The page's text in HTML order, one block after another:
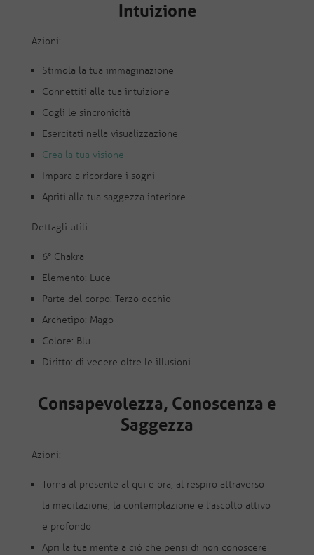
Intuizione
Azioni:
Stimola la tua immaginazione
Connettiti alla tua intuizione
Cogli le sincronicità
Esercitati nella visualizzazione
Crea la tua visione
Impara a ricordare i sogni
Apriti alla tua saggezza interiore
Dettagli utili:
6° Chakra
Elemento: Luce
Parte del corpo: Terzo occhio
Archetipo: Mago
Colore: Blu
Diritto: di vedere oltre le illusioni
Consapevolezza, Conoscenza e
Saggezza
Azioni:
Torna al presente al qui e ora, al respiro attraverso
la meditazione, la contemplazione e l’ascolto attivo
e profondo
Apri la tua mente a ciò che pensi di non conoscere